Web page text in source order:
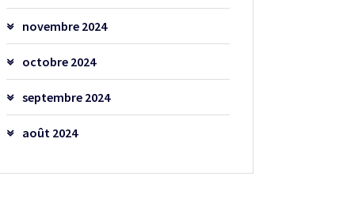
novembre 2024
octobre 2024
septembre 2024
août 2024